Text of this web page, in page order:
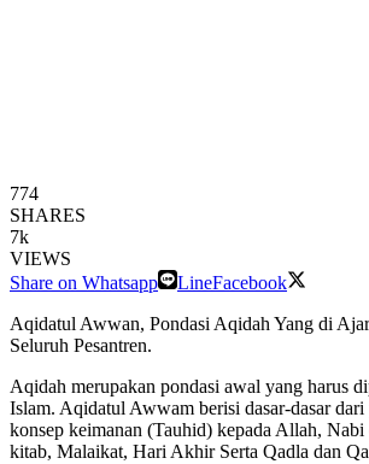
774
SHARES
7k
VIEWS
Share on Whatsapp
LineFacebook
Aqidatul Awwan, Pondasi Aqidah Yang di
Seluruh Pesantren.
Aqidah merupakan pondasi awal yang harus
Islam. Aqidatul Awwam berisi dasar-dasar dari
konsep keimanan (Tauhid) kepada Allah,
kitab, Malaikat, Hari Akhir Serta Qadla dan